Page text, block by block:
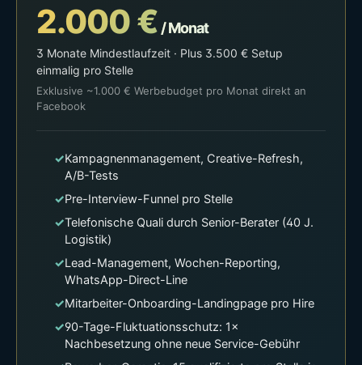
2.000 €/ Monat
3 Monate Mindestlaufzeit · Plus 3.500 € Setup
einmalig pro Stelle
Exklusive ~1.000 € Werbebudget pro Monat direkt an
Facebook
✓Kampagnenmanagement, Creative-Refresh,
A/B-Tests
✓Pre-Interview-Funnel pro Stelle
✓Telefonische Quali durch Senior-Berater (40 J.
Logistik)
✓Lead-Management, Wochen-Reporting,
WhatsApp-Direct-Line
✓Mitarbeiter-Onboarding-Landingpage pro Hire
✓90-Tage-Fluktuationsschutz: 1×
Nachbesetzung ohne neue Service-Gebühr